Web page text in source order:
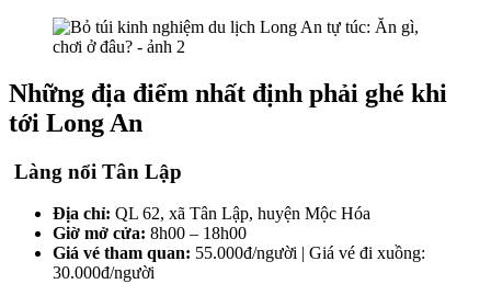
Những địa điểm nhất định phải ghé khi
tới Long An
Làng nổi Tân Lập
Địa chỉ: QL 62, xã Tân Lập, huyện Mộc Hóa
Giờ mở cửa: 8h00 – 18h00
Giá vé tham quan: 55.000đ/người | Giá vé đi xuồng:
30.000đ/người